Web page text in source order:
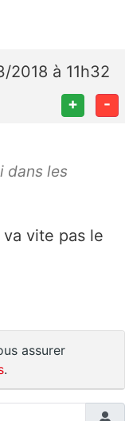
2018 à 11h32
+ -
dans les
vite pas le
assurer
.